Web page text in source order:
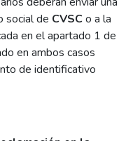
social de CVSCo a la
en el apartado 1 de
en ambos casos
de identificativo